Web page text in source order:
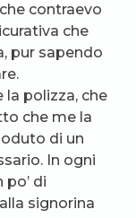
contraevo
che
pur sapendo
polizza, che
che me la
di un
In ogni
di
signorina